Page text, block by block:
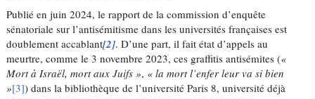
Publié en juin 2024, le rapport de la commission d’enquête
sénatoriale sur l’antisémitisme dans les universités françaises est
doublement accablant[2]. D’une part, il fait état d’appels au
meurtre, comme le 3 novembre 2023, ces graffitis antisémites («
Mort à Israël, mort aux Juifs », « la mort l’enfer leur va si bien
»[3]) dans la bibliothèque de l’université Paris 8, université déjà